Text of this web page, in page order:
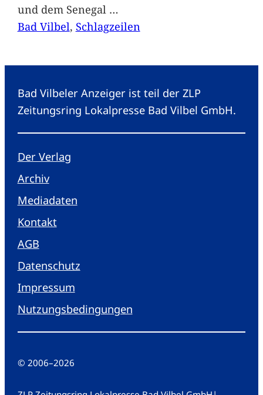
und dem Senegal …
Bad Vilbel, Schlagzeilen
Bad Vilbeler Anzeiger ist teil der ZLP
Zeitungsring Lokalpresse Bad Vilbel GmbH.
Der Verlag
Archiv
Mediadaten
Kontakt
AGB
Datenschutz
Impressum
Nutzungsbedingungen
© 2006–2026